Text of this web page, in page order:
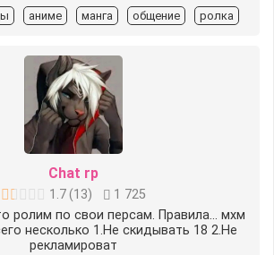
аниме манга общение ролка
Chat rp
1.7(13)
1 725
ролим по свои персам. Правила... мхм
несколько 1.Не скидывать 18 2.Не
рекламироват